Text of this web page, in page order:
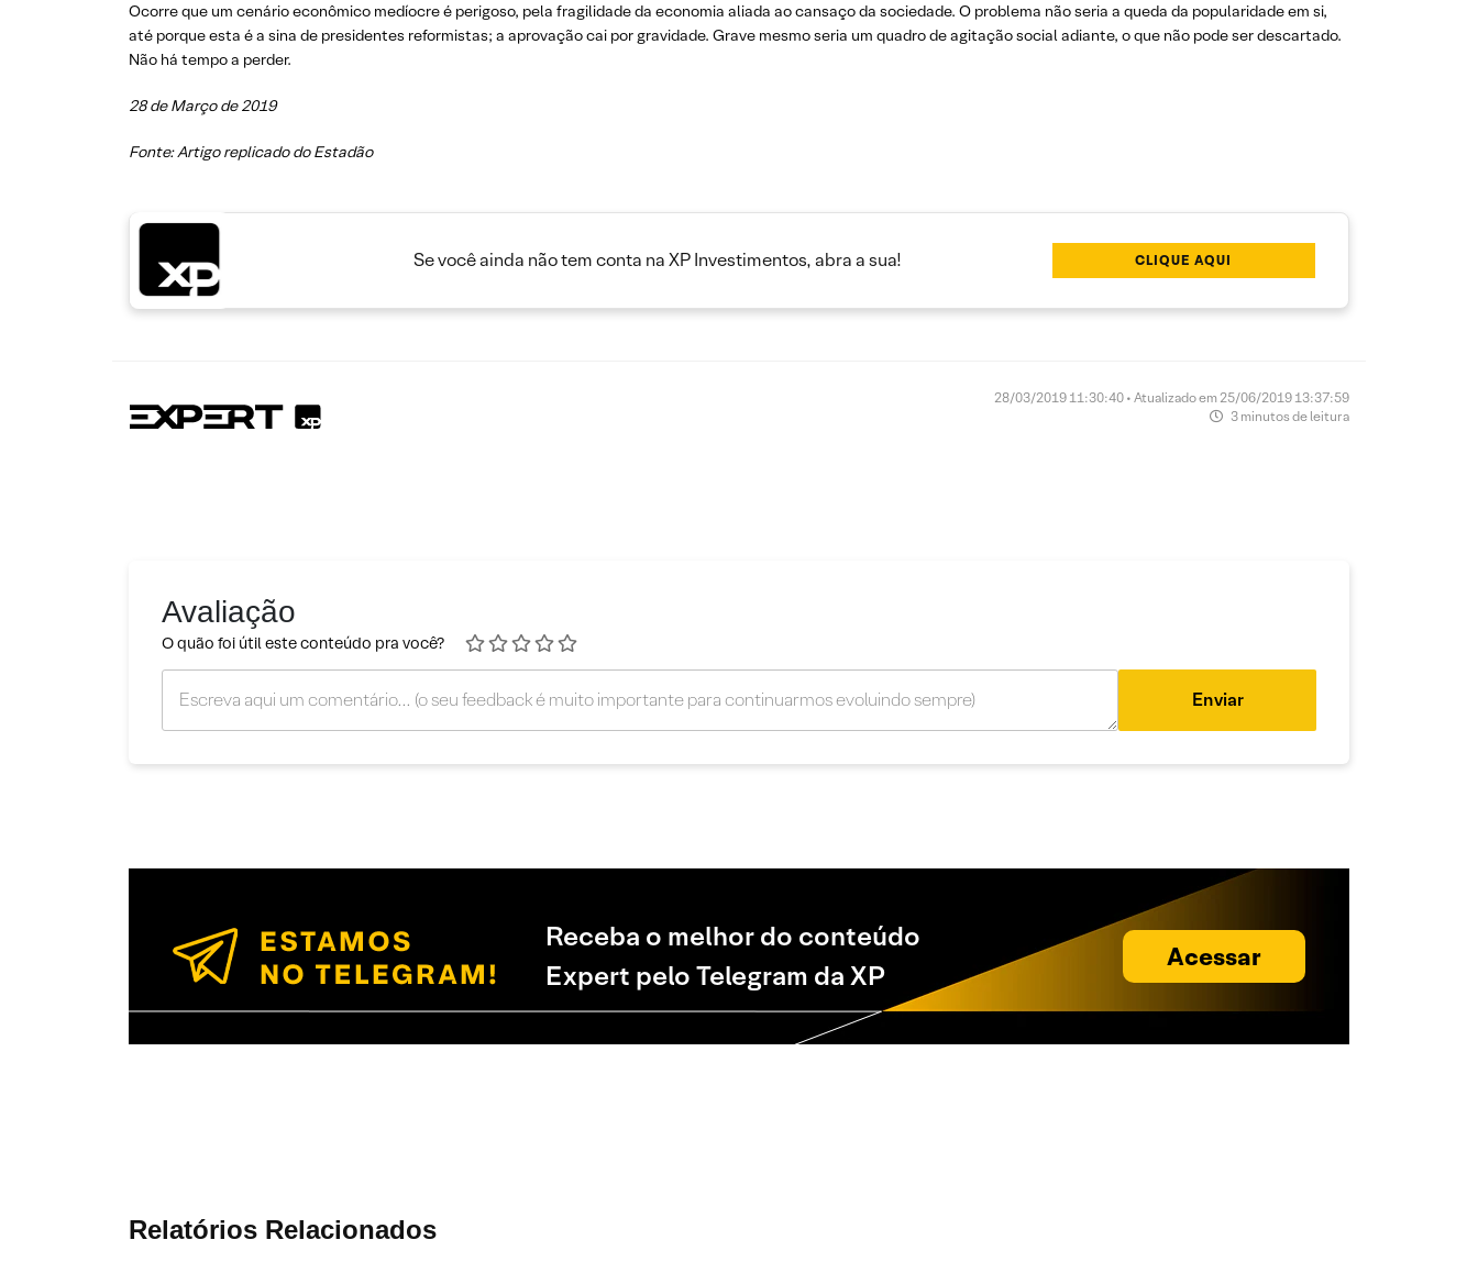
Ocorre que um cenário econômico medíocre é perigoso, pela fragilidade da economia aliada ao cansaço da sociedade. O problema não seria a queda da popularidade em si,
até porque esta é a sina de presidentes reformistas; a aprovação cai por gravidade. Grave mesmo seria um quadro de agitação social adiante, o que não pode ser descartado.
Não há tempo a perder.
28 de Março de 2019
Fonte: Artigo replicado do Estadão
Se você ainda não tem conta na XP Investimentos, abra a sua! CLIQUE AQUI
28/03/2019 11:30:40 • Atualizado em 25/06/2019 13:37:59
3 minutos de leitura
Avaliação
O quão foi útil este conteúdo pra você?
Enviar
Receba o melhor do conteúdo
Expert pelo Telegram da XP
Acessar
Relatórios Relacionados